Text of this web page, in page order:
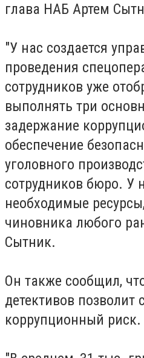
глава НАБ Артем
"У нас создается
проведения
сотрудников уже
выполнять три
задержание
обеспечение
уголовного
сотрудников бюро. У
необходимые
чиновника любого
Сытник.
Он также сообщил,
детективов позволит
коррупционный риск.